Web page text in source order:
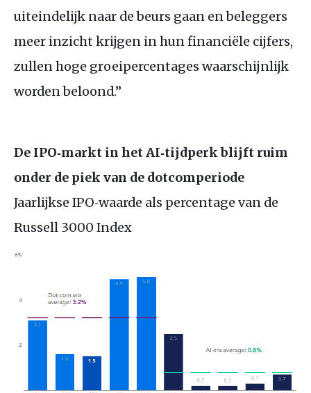
uiteindelijk naar de beurs gaan en beleggers
meer inzicht krijgen in hun financiële cijfers,
zullen hoge groeipercentages waarschijnlijk
worden beloond.”
De IPO‑markt in het AI‑tijdperk blijft ruim
onder de piek van de dotcomperiode
Jaarlijkse IPO‑waarde als percentage van de
Russell 3000 Index